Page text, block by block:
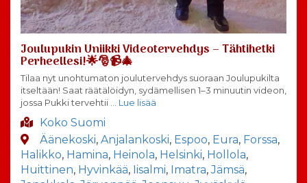
Joulupukin Uniikki Videotervehdys – Tähtihetki
Perheellesi!🌟🎅📹🎄
Tilaa nyt unohtumaton joulutervehdys suoraan Joulupukilta
itseltään! Saat räätälöidyn, sydämellisen 1–3 minuutin videon,
jossa Pukki tervehtii … Lue lisää
Koko Suomi
Äänekoski, Anjalankoski, Espoo, Eura, Forssa,
Halikko, Hamina, Heinola, Helsinki, Hollola,
Huittinen, Hyvinkää, Iisalmi, Imatra,Jämsä,